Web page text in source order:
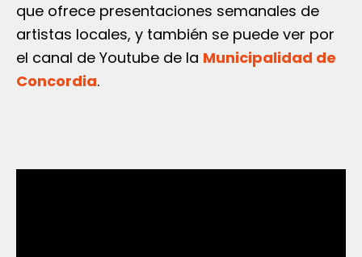
que ofrece presentaciones semanales de
artistas locales, y también se puede ver por
el canal de Youtube de la Municipalidad de
Concordia.